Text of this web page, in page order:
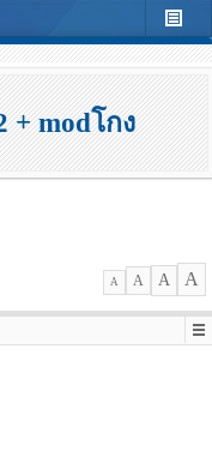
+ modโกง
A A A A